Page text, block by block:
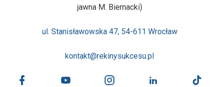
jawna M. Biernacki)
ul. Stanisławowska 47, 54-611 Wrocław
kontakt@rekinysukcesu.pl